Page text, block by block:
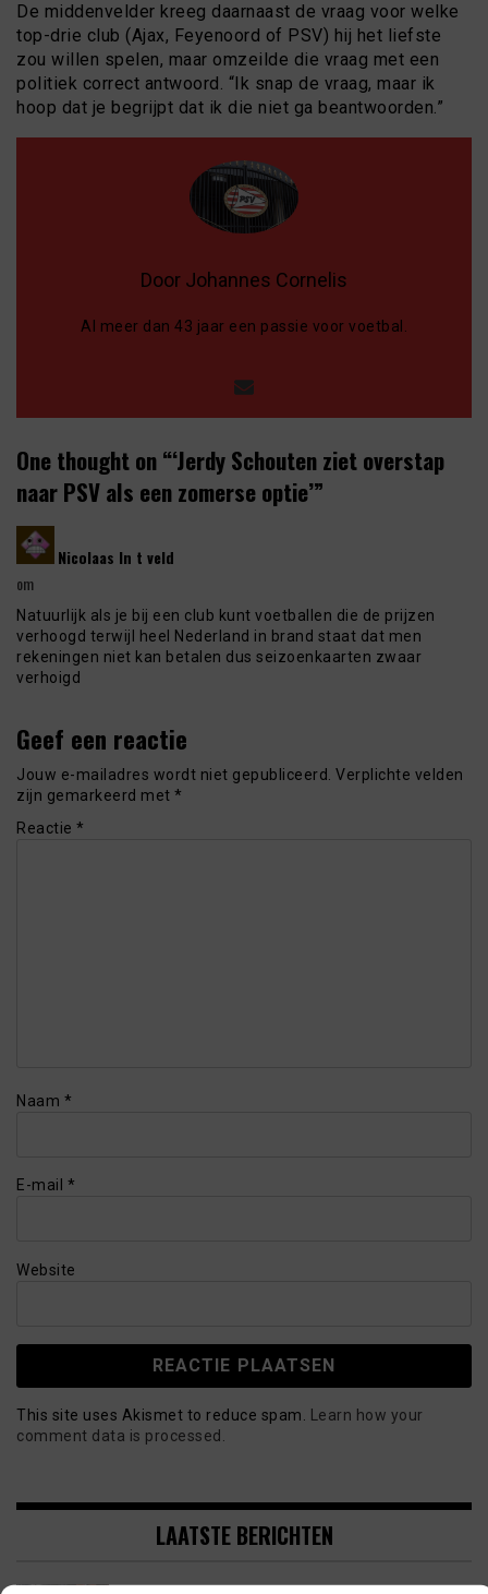
De middenvelder kreeg daarnaast de vraag voor welke
top-drie club (Ajax, Feyenoord of PSV) hij het liefste
zou willen spelen, maar omzeilde die vraag met een
politiek correct antwoord. “Ik snap de vraag, maar ik
hoop dat je begrijpt dat ik die niet ga beantwoorden.”
Door Johannes Cornelis
Al meer dan 43 jaar een passie voor voetbal.
One thought on “‘Jerdy Schouten ziet overstap
naar PSV als een zomerse optie’”
Nicolaas In t veld
om
Natuurlijk als je bij een club kunt voetballen die de prijzen
verhoogd terwijl heel Nederland in brand staat dat men
rekeningen niet kan betalen dus seizoenkaarten zwaar
verhoigd
Geef een reactie
Jouw e-mailadres wordt niet gepubliceerd. Verplichte velden
zijn gemarkeerd met *
Reactie *
Naam *
E-mail *
Website
This site uses Akismet to reduce spam.
Learn how your
comment data is processed.
LAATSTE BERICHTEN